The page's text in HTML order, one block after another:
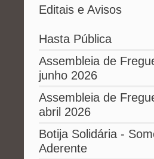
Editais e Avisos
Hasta Pública
Assembleia de
junho 2026
Assembleia de
abril 2026
Botija Solidária -
Aderente